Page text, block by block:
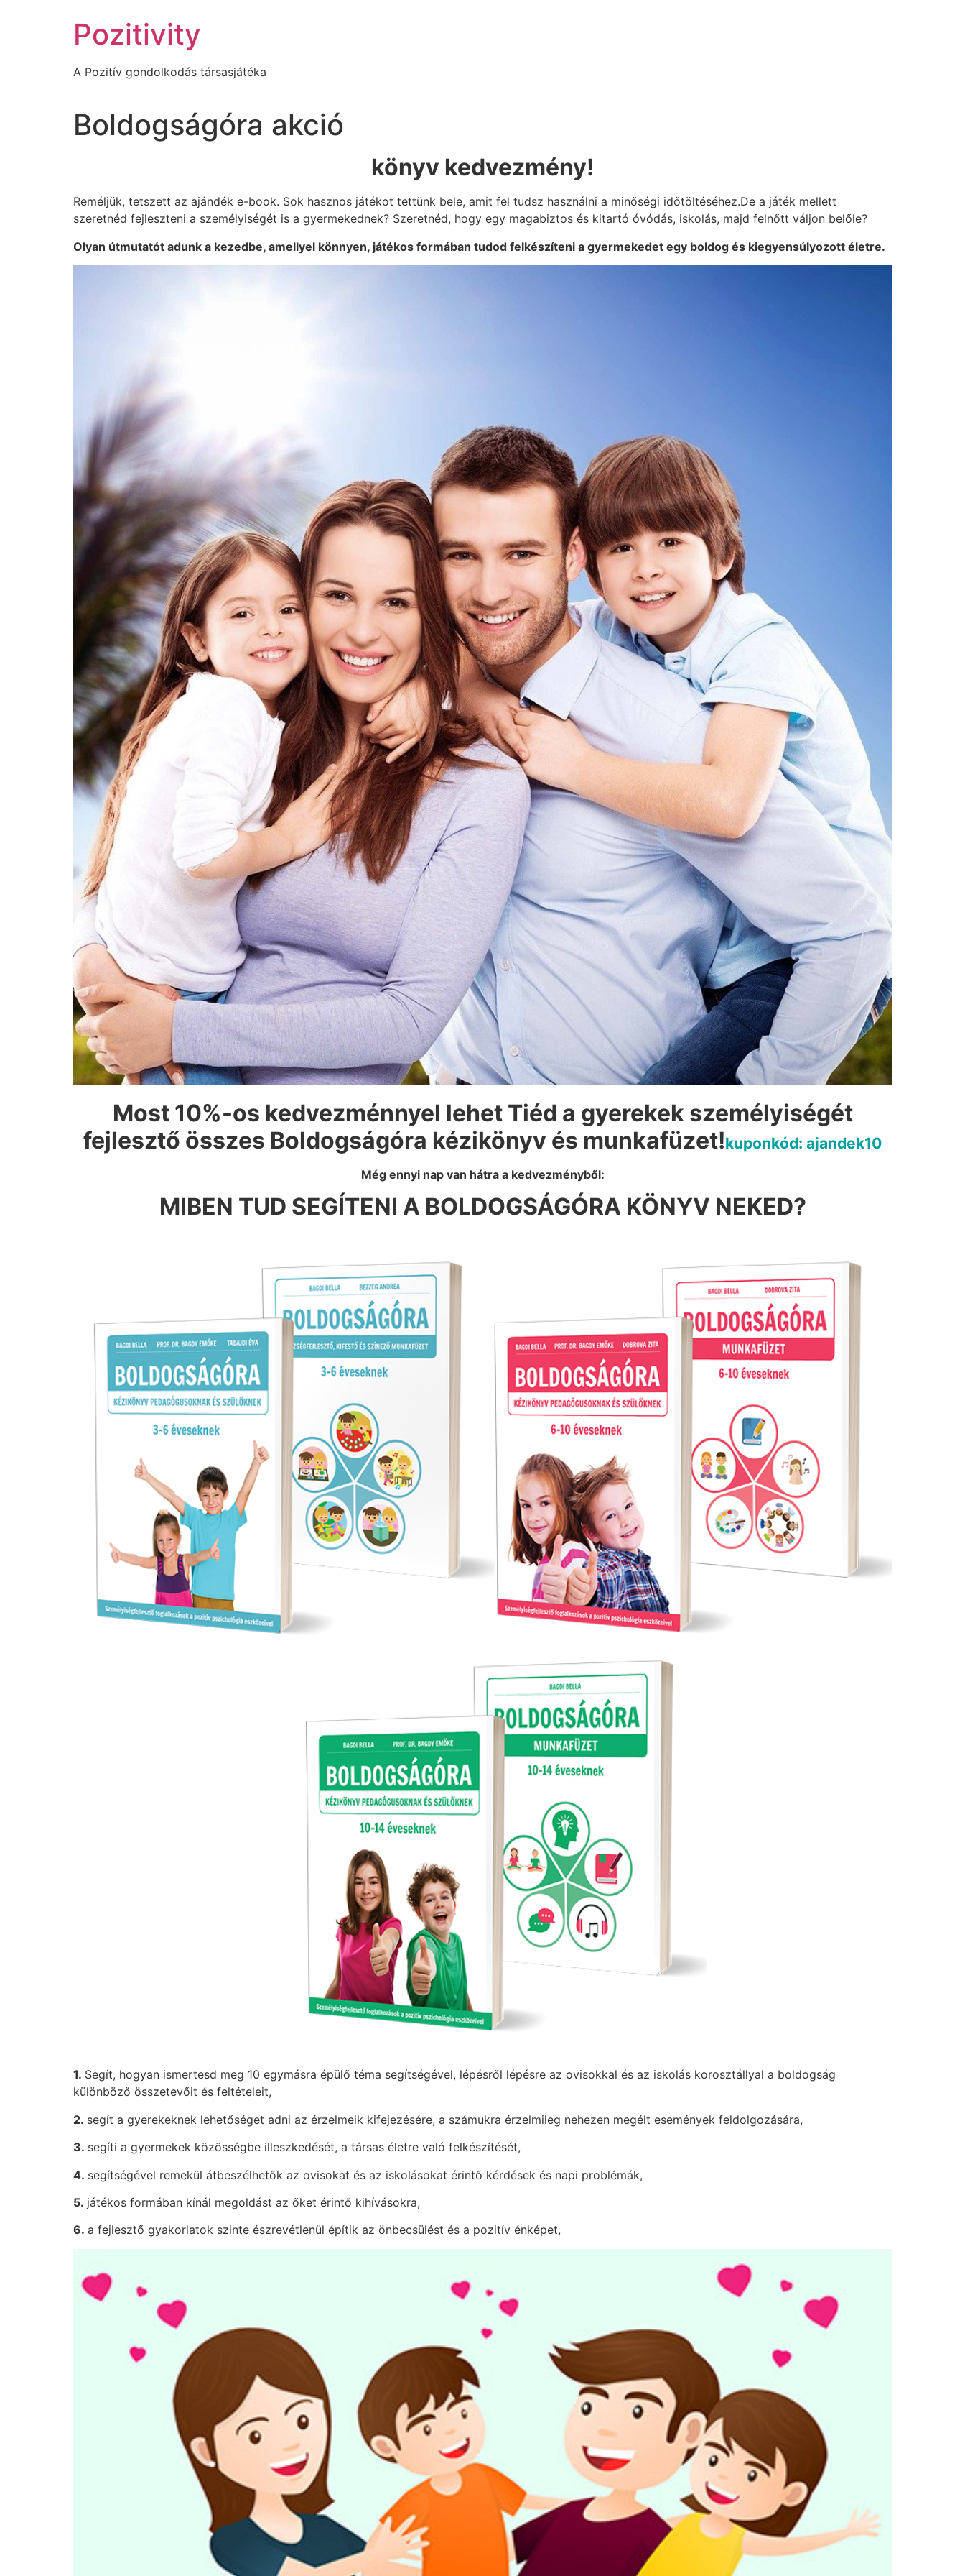
Pozitivity
A Pozitív gondolkodás társasjátéka
Boldogságóra akció
​​könyv kedvezmény!
​Reméljük, tetszett az ajándék e-book. Sok hasznos játékot tettünk bele, amit fel tudsz használni a minőségi időtöltéséhez.​De a játék mellett
szeretnéd fejleszteni a személyiségét is a gyermekednek? Szeretnéd, hogy egy magabiztos és kitartó óvódás, iskolás, majd felnőtt váljon belőle?
Olyan útmutatót adunk a kezedbe, amellyel ​könnyen, játékos formában tudod felkészíteni a gyermekedet egy boldog és kiegyensúlyozott életre.
Most 10%-os kedvezménnyel lehet Tiéd a gyerekek személyiségét
fejlesztő összes Boldogságóra kézikönyv és munkafüzet!kuponkód: ajandek10
​Még ennyi nap van hátra a kedvezményből:
MIBEN TUD SEGÍTENI A BOLDOGSÁGÓRA KÖNYV NEKED?
1. Segít, hogyan ismertesd meg 10 egymásra épülő téma segítségével, lépésről lépésre az ovisokkal és az iskolás korosztállyal a boldogság
különböző összetevőit és feltételeit,
2. segít a gyerekeknek lehetőséget adni az érzelmeik kifejezésére, a számukra érzelmileg nehezen megélt események feldolgozására,
3. segíti a gyermekek közösségbe illeszkedését, a társas életre való felkészítését,
4. segítségével remekül átbeszélhetők az ovisokat és az iskolásokat érintő kérdések és napi problémák,
5. játékos formában kínál megoldást az őket érintő kihívásokra,
6. a fejlesztő gyakorlatok szinte észrevétlenül építik az önbecsülést és a pozitív énképet,